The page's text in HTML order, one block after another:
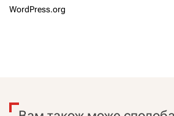
WordPress.org